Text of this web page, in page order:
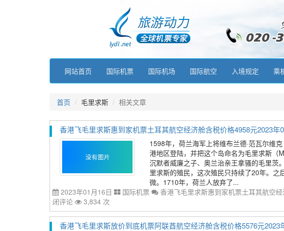
网站首页 国际机票 国际机场 国际航空 入境规定 乘
首页 毛里求斯 相关文章
香港飞毛里求斯惠到家机票土耳其航空经济舱含税价格4958元2023年
1598年，荷兰海军上将维布兰德·范瓦尔维
港地区登陆，并把这个岛命名为毛里求斯（
沉默者威廉之子、奥兰治亲王拿骚的毛里茨
里求斯的殖民，这次殖民只持续了20年。之
微。1710年，荷兰人放弃了...
2023年01月16日
国际机票 香港飞毛里求斯惠到家机票土耳其航空
闭评论
3,834 次
香港飞毛里求斯放价到底机票阿联酋航空经济舱含税价格5576元2023